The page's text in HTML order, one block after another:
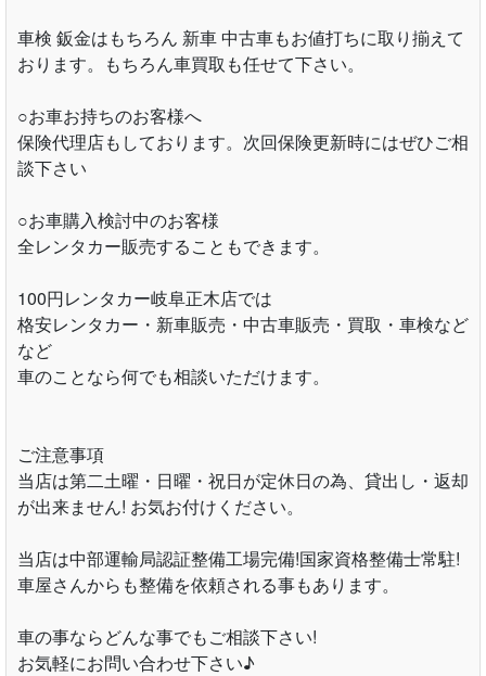
車検 鈑金はもちろん 新車 中古車もお値打ちに取り揃えて
おります。もちろん車買取も任せて下さい。
○お車お持ちのお客様へ
保険代理店もしております。次回保険更新時にはぜひご相
談下さい
○お車購入検討中のお客様
全レンタカー販売することもできます。
100円レンタカー岐阜正木店では
格安レンタカー・新車販売・中古車販売・買取・車検など
など
車のことなら何でも相談いただけます。
ご注意事項
当店は第二土曜・日曜・祝日が定休日の為、貸出し・返却
が出来ません! お気お付けください。
当店は中部運輸局認証整備工場完備!国家資格整備士常駐!
車屋さんからも整備を依頼される事もあります。
車の事ならどんな事でもご相談下さい!
お気軽にお問い合わせ下さい♪